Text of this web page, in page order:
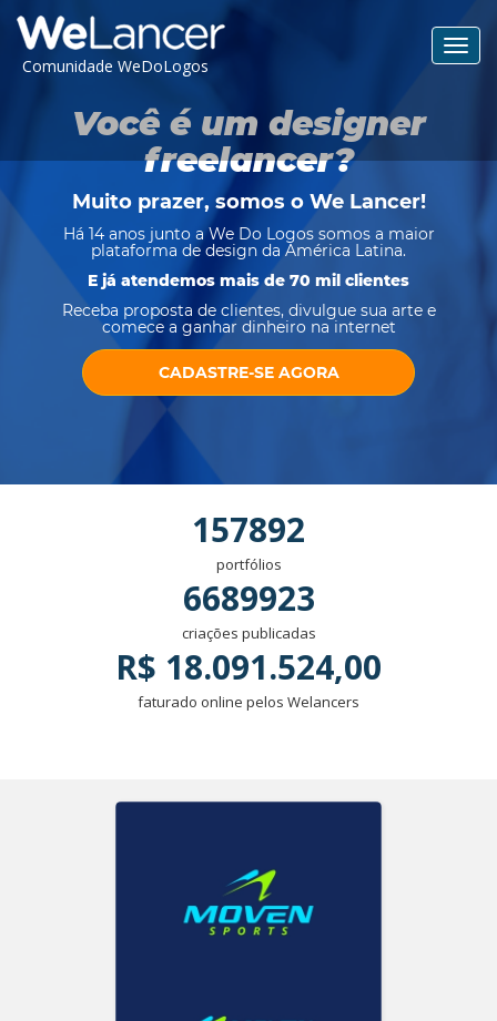
Comunidade WeDoLogos
Você é um designer
freelancer?
Muito prazer, somos o We Lancer!
Há 14 anos junto a We Do Logos somos a maior
plataforma de design da América Latina.
E já atendemos mais de 70 mil clientes
Receba proposta de clientes, divulgue sua arte e
comece a ganhar dinheiro na internet
CADASTRE-SE AGORA
157892
portfólios
6689923
criações publicadas
R$ 18.091.524,00
faturado online pelos Welancers